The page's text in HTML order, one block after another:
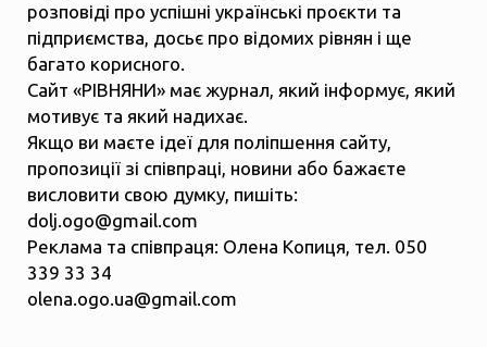
розповіді про успішні українські проєкти та
підприємства, досьє про відомих рівнян і ще
багато корисного.
Сайт «РІВНЯНИ» має журнал, який інформує, який
мотивує та який надихає.
Якщо ви маєте ідеї для поліпшення сайту,
пропозиції зі співпраці, новини або бажаєте
висловити свою думку, пишіть:
dolj.ogo@gmail.com
Реклама та співпраця: Олена Копиця, тел. 050
339 33 34
olena.ogo.ua@gmail.com